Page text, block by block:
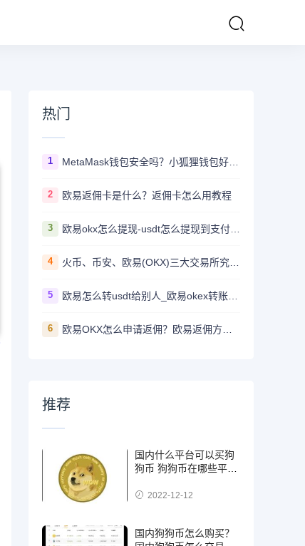
热门
1 MetaMask钱包安全吗？小狐狸钱包好用吗？
2 欧易返佣卡是什么？返佣卡怎么用教程
3 欧易okx怎么提现-usdt怎么提现到支付宝教程
4 火币、币安、欧易(OKX)三大交易所究竟选哪家？
5 欧易怎么转usdt给别人_欧易okex转账usdt教程
6
推荐
国内什么平台可以买狗
狗币 狗狗币在哪些平台
2022-12-12
国内狗狗币怎么购买？